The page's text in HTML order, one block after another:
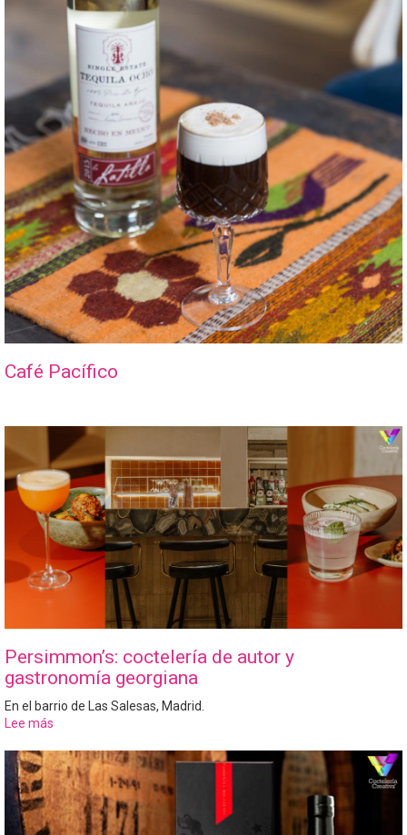
Café Pacífico
Persimmon’s: coctelería de autor y
gastronomía georgiana
En el barrio de Las Salesas, Madrid.
Lee más
coctelería
de
autor
y
gastronomía